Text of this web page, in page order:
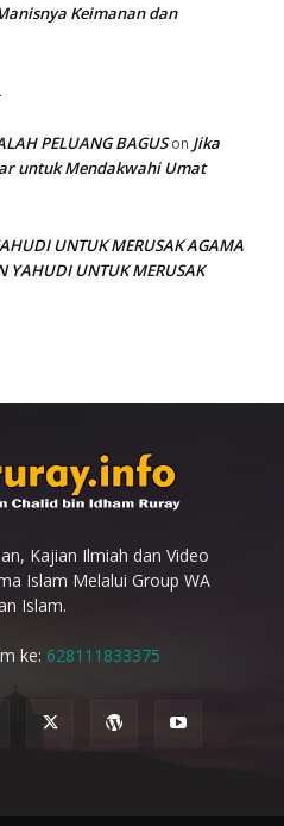
Keimanan dan
PELUANG BAGUSon Jika
untuk Mendakwahi Umat
UNTUK MERUSAK AGAMA
YAHUDI UNTUK MERUSAK
Kajian Ilmiah dan Video
Islam Melalui Group WA
Islam.
ke: 628111833375